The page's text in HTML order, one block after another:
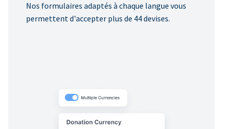
Nos formulaires adaptés à chaque langue vous
permettent d'accepter plus de 44 devises.